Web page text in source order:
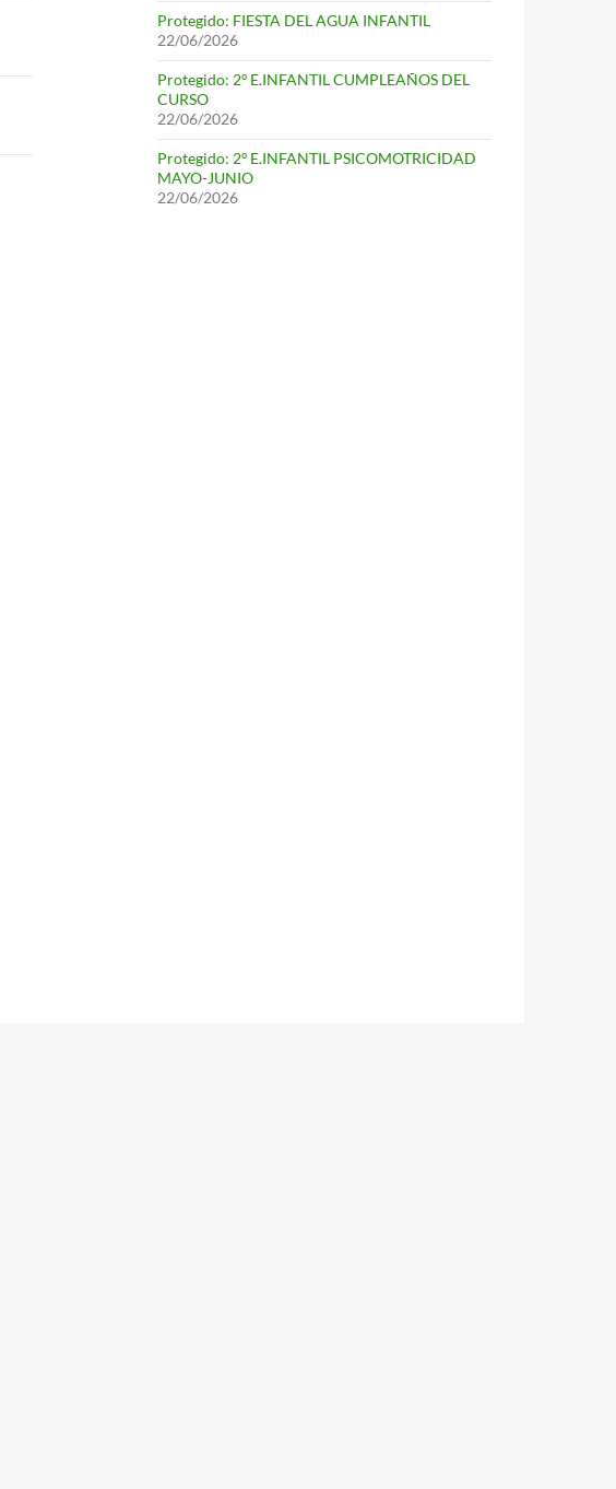
Protegido: FIESTA DEL AGUA INFANTIL
22/06/2026
Protegido: 2º E.INFANTIL CUMPLEAÑOS DEL
CURSO
22/06/2026
Protegido: 2º E.INFANTIL PSICOMOTRICIDAD
MAYO-JUNIO
22/06/2026